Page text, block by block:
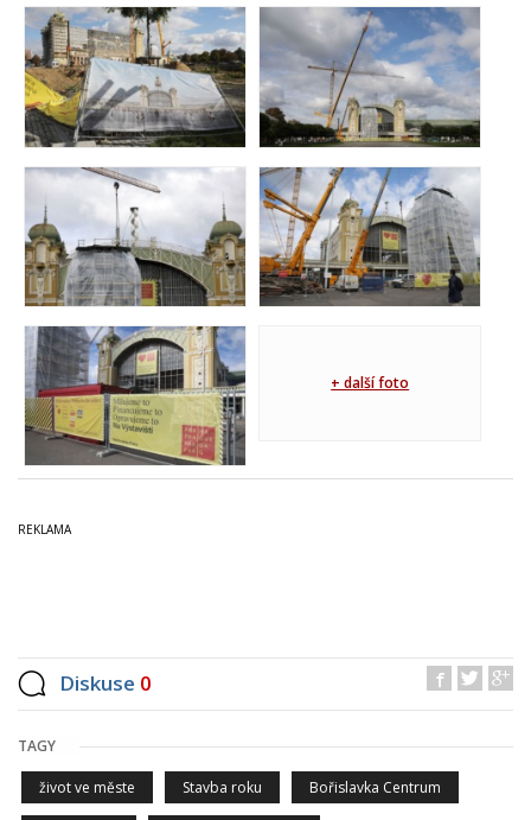
+ další foto
Diskuse 0
TAGY
život ve měste Stavba roku Bořislavka Centrum